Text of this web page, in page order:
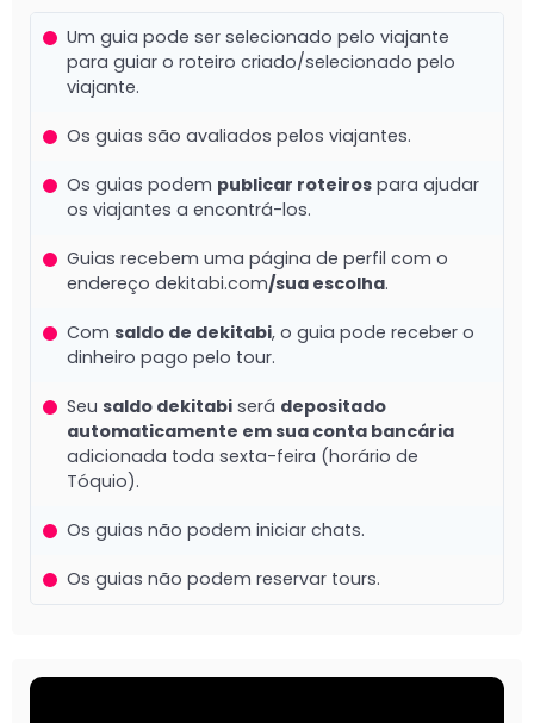
Um guia pode ser selecionado pelo viajante
para guiar o roteiro criado/selecionado pelo
viajante.
Os guias são avaliados pelos viajantes.
Os guias podem publicar roteiros para ajudar
os viajantes a encontrá-los.
Guias recebem uma página de perfil com o
endereço dekitabi.com/sua escolha.
Com saldo de dekitabi, o guia pode receber o
dinheiro pago pelo tour.
Seu saldo dekitabi será depositado
automaticamente em sua conta bancária
adicionada toda sexta-feira (horário de
Tóquio).
Os guias não podem iniciar chats.
Os guias não podem reservar tours.